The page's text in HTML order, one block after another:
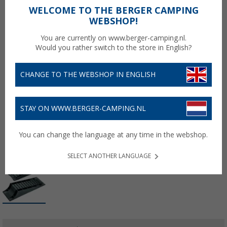
WELCOME TO THE BERGER CAMPING
WEBSHOP!
You are currently on www.berger-camping.nl.
Would you rather switch to the store in English?
CHANGE TO THE WEBSHOP IN ENGLISH
STAY ON WWW.BERGER-CAMPING.NL
You can change the language at any time in the webshop.
SELECT ANOTHER LANGUAGE